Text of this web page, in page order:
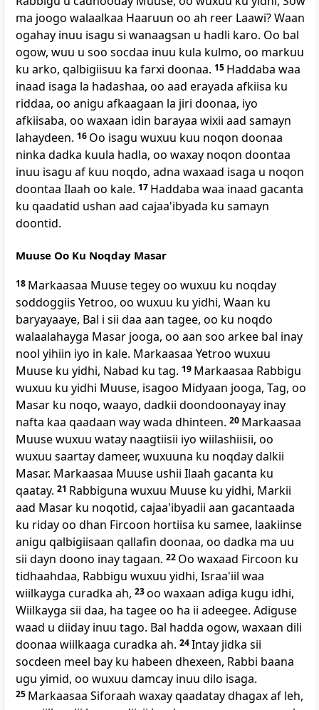
ma joogo walaalkaa Haaruun oo ah reer Laawi? Waan
ogahay inuu isagu si wanaagsan u hadli karo. Oo bal
ogow, wuu u soo socdaa inuu kula kulmo, oo markuu
ku arko, qalbigiisuu ka farxi doonaa. 15 Haddaba waa
inaad isaga la hadashaa, oo aad erayada afkiisa ku
riddaa, oo anigu afkaagaan la jiri doonaa, iyo
afkiisaba, oo waxaan idin barayaa wixii aad samayn
lahaydeen. 16 Oo isagu wuxuu kuu noqon doonaa
ninka dadka kuula hadla, oo waxay noqon doontaa
inuu isagu af kuu noqdo, adna waxaad isaga u noqon
doontaa Ilaah oo kale. 17 Haddaba waa inaad gacanta
ku qaadatid ushan aad cajaa'ibyada ku samayn
doontid.
Muuse Oo Ku Noqday Masar
18 Markaasaa Muuse tegey oo wuxuu ku noqday
soddoggiis Yetroo, oo wuxuu ku yidhi, Waan ku
baryayaaye, Bal i sii daa aan tagee, oo ku noqdo
walaalahayga Masar jooga, oo aan soo arkee bal inay
nool yihiin iyo in kale. Markaasaa Yetroo wuxuu
Muuse ku yidhi, Nabad ku tag. 19 Markaasaa Rabbigu
wuxuu ku yidhi Muuse, isagoo Midyaan jooga, Tag, oo
Masar ku noqo, waayo, dadkii doondoonayay inay
nafta kaa qaadaan way wada dhinteen. 20 Markaasaa
Muuse wuxuu watay naagtiisii iyo wiilashiisii, oo
wuxuu saartay dameer, wuxuuna ku noqday dalkii
Masar. Markaasaa Muuse ushii Ilaah gacanta ku
qaatay. 21 Rabbiguna wuxuu Muuse ku yidhi, Markii
aad Masar ku noqotid, cajaa'ibyadii aan gacantaada
ku riday oo dhan Fircoon hortiisa ku samee, laakiinse
anigu qalbigiisaan qallafin doonaa, oo dadka ma uu
sii dayn doono inay tagaan. 22 Oo waxaad Fircoon ku
tidhaahdaa, Rabbigu wuxuu yidhi, Israa'iil waa
wiilkayga curadka ah, 23oo waxaan adiga kugu idhi,
Wiilkayga sii daa, ha tagee oo ha ii adeegee. Adiguse
waad u diiday inuu tago. Bal hadda ogow, waxaan dili
doonaa wiilkaaga curadka ah. 24Intay jidka sii
socdeen meel bay ku habeen dhexeen, Rabbi baana
ugu yimid, oo wuxuu damcay inuu dilo isaga.
25 Markaasaa Siforaah waxay qaadatay dhagax af leh,